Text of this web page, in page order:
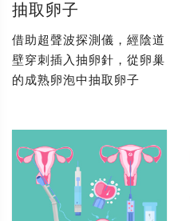
抽取卵子
借助超聲波探測儀，經陰道
壁穿刺插入抽卵針，從卵巢
的成熟卵泡中抽取卵子